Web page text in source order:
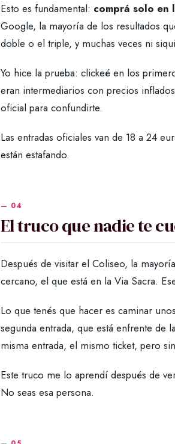
Esto es fundamental: comprá solo en
Google, la mayoría de los resultados
doble o el triple, y muchas veces ni
Yo hice la prueba: clickeé en los
eran intermediarios con precios
oficial para confundirte.
Las entradas oficiales van de 18 a 24
están estafando.
El truco que nadie te
Después de visitar el Coliseo, la
cercano, el que está en la Via Sacra.
Lo que tenés que hacer es caminar
segunda entrada, que está enfrente de
misma entrada, el mismo ticket, pero
Este truco me lo aprendí después de
No seas esa persona.